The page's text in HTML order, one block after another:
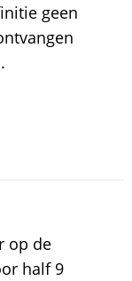
geen
op de
half 9